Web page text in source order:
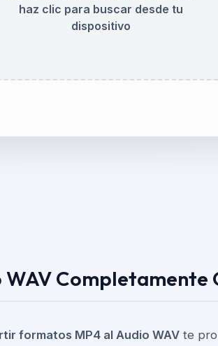
haz clic para buscar desde tu
dispositivo
formatos MP4 al Audio WAV te